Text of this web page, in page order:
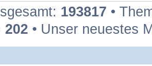
193817 •
202 • Unser neuestes